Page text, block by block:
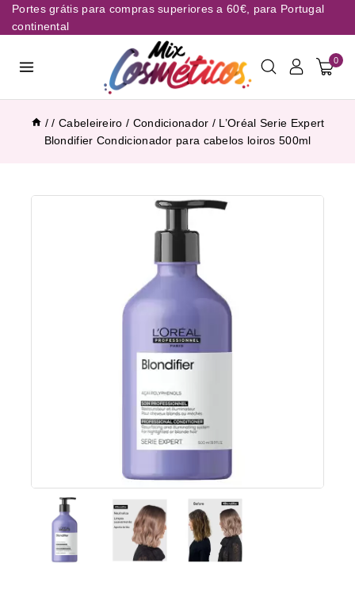
Portes grátis para compras superiores a 60€, para Portugal
continental
0
/ / Cabeleireiro / Condicionador / L’Oréal Serie Expert
Blondifier Condicionador para cabelos loiros 500ml